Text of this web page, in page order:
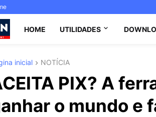
HOME UTILIDADES
inicial NOTÍCIA
PIX? A
o mundo e